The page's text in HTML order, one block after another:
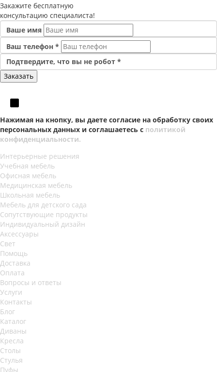
Закажите бесплатную
консультацию специалиста!
Ваше имя
Ваш телефон *
Подтвердите, что вы не робот *
Нажимая на кнопку, вы даете согласие на обработку своих
персональных данных и соглашаетесь с политикой
конфиденциальности.
Интерьерные решения
Учебная мебель
Офисная мебель
Медицинская мебель
Школьная мебель
Мебель для детского сада
Сопутствующие продукты
Индивидуальный дизайн
Аксессуары
Свет
Помощь
Доставка
Оплата
Вопросы и ответы
Услуги
Контакты
Блог
Каталог
Диваны
Кресла
Столы
Стулья
Пуфы